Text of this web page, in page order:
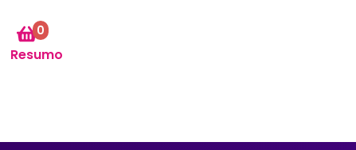
0
Resumo